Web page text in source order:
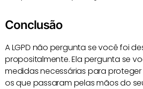
Conclusão
A LGPD não pergunta se você foi
propositalmente. Ela pergunta se
medidas necessárias para
os que passaram pelas mãos do